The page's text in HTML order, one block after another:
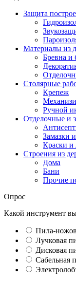
Защита
Материалы из
Бревна и
Столярные
Крепеж
Ручной
Отделочные и
Замазки
Краски и
Строения из
Дома
Бани
Прочие
Опрос
Какой инструмент вы
Пила-
Лучковая
Дисковая
Сабельная